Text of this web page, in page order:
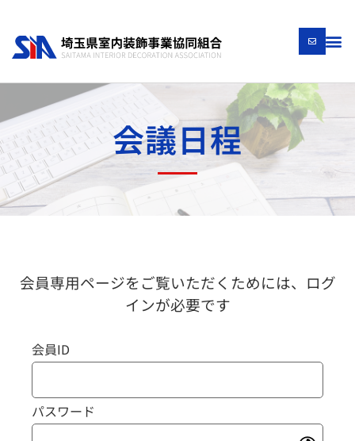
会議日程
会員専用ページをご覧いただくためには、ログ
インが必要です
会員ID
パスワード